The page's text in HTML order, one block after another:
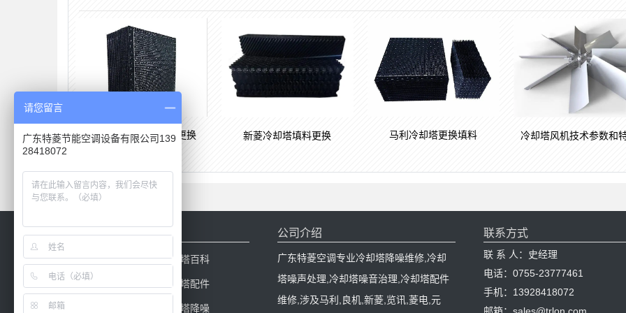
BAC,新菱冷却塔填料更换 新菱冷却塔填料更换 马利冷却塔更换填料 冷却塔风机技术参数和
网站导航
网站首页 冷却塔百科
产品中心 冷却塔配件
冷却塔降噪
公司介绍
广东特菱空调专业冷却塔降噪维修,冷却
塔噪声处理,冷却塔噪音治理,冷却塔配件
维修,涉及马利,良机,新菱,览讯,菱电,元
联系方式
联 系 人：史经理
电话：0755-23777461
手机：13928418072
请您留言
广东特菱节能空调设备有限公司139
28418072